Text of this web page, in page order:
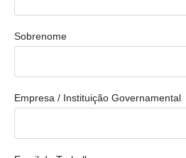
Sobrenome
Empresa / Instituição Governamental